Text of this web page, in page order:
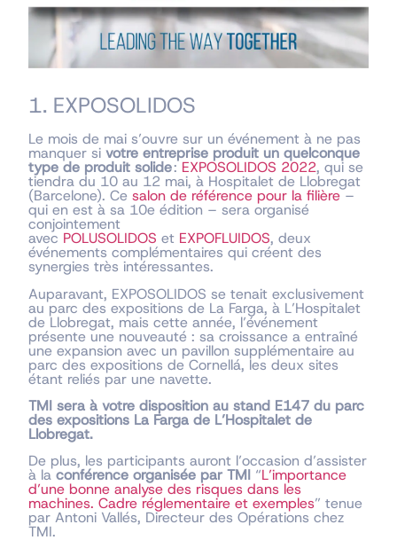
1. EXPOSOLIDOS
Le mois de mai s’ouvre sur un événement à ne pas
manquer sivotre entreprise produit un quelconque
type de produit solide:EXPOSOLIDOS 2022, qui se
tiendra du 10 au 12 mai, à Hospitalet de Llobregat
(Barcelone). Cesalon de référence pour la filière–
qui en est à sa 10e édition – sera organisé
conjointement
avec POLUSOLIDOS et EXPOFLUIDOS, deux
événements complémentaires qui créent des
synergies très intéressantes.
Auparavant, EXPOSOLIDOS se tenait exclusivement
au parc des expositions de La Farga, à L’Hospitalet
de Llobregat, mais cette année, l’événement
présente une nouveauté : sa croissance a entraîné
une expansion avec un pavillon supplémentaire au
parc des expositions de Cornellá, les deux sites
étant reliés par une navette.
TMI sera à votre disposition au stand E147 du parc
des expositions La Farga de L’Hospitalet de
Llobregat.
De plus, les participants auront l’occasion d’assister
à laconférence organisée par TMI “L’importance
d’une bonne analyse des risques dans les
machines. Cadre réglementaire et exemples” tenue
par Antoni Vallés, Directeur des Opérations chez
TMI.